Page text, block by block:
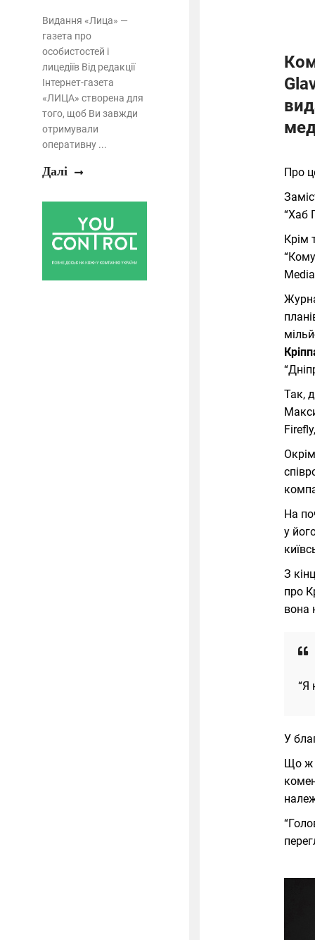
Видання «Лица» —
газета про
особистостей і
лицедіїв Від редакції
Інтернет-газета
«ЛИЦА» створена для
того, щоб Ви завжди
отримували
оперативну ...
Далі
Про
“Хаб
Крім
Так,
На
у
З
про
вона
“Я
У
Що ж